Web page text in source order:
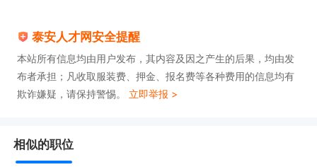
泰安人才网安全提醒
本站所有信息均由用户发布，其内容及因之产生的后果，均由发
布者承担；凡收取服装费、押金、报名费等各种费用的信息均有
欺诈嫌疑，请保持警惕。 立即举报 >
相似的职位